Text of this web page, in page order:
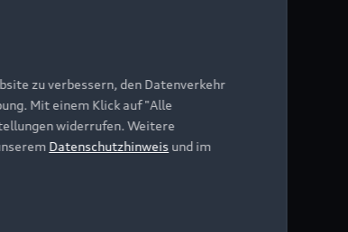
zu verbessern, den Datenverkehr
Mit einem Klick auf "Alle
widerrufen. Weitere
Datenschutzhinweis und im